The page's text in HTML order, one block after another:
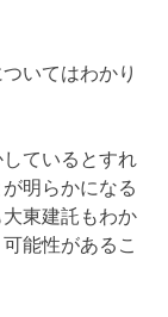
いてはわかり
ているとすれ
明らかになる
東建託もわか
能性があるこ